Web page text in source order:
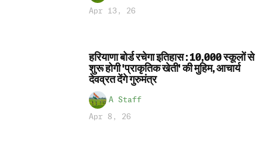
Apr 13, 26
हरियाणा बोर्ड रचेगा इतिहास : 10,000 स्कूलों से
शुरू होगी 'प्राकृतिक खेती' की मुहिम, आचार्य
देवव्रत देंगे गुरुमंत्र
A Staff
Apr 8, 26